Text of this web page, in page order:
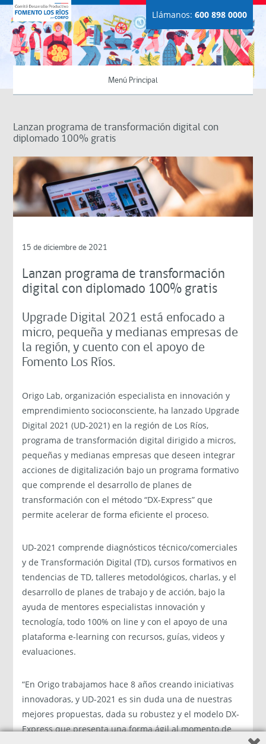
Llámanos: 600 898 0000
Menú Principal
Lanzan programa de transformación digital con
diplomado 100% gratis
15 de diciembre de 2021
Lanzan programa de transformación
digital con diplomado 100% gratis
Upgrade Digital 2021 está enfocado a
micro, pequeña y medianas empresas de
la región, y cuento con el apoyo de
Fomento Los Ríos.
Origo Lab, organización especialista en innovación y
emprendimiento socioconsciente, ha lanzado Upgrade
Digital 2021 (UD-2021) en la región de Los Ríos,
programa de transformación digital dirigido a micros,
pequeñas y medianas empresas que deseen integrar
acciones de digitalización bajo un programa formativo
que comprende el desarrollo de planes de
transformación con el método “DX-Express” que
permite acelerar de forma eficiente el proceso.
UD-2021 comprende diagnósticos técnico/comerciales
y de Transformación Digital (TD), cursos formativos en
tendencias de TD, talleres metodológicos, charlas, y el
desarrollo de planes de trabajo y de acción, bajo la
ayuda de mentores especialistas innovación y
tecnología, todo 100% on line y con el apoyo de una
plataforma e-learning con recursos, guías, videos y
evaluaciones.
“En Origo trabajamos hace 8 años creando iniciativas
innovadoras, y UD-2021 es sin duda una de nuestras
mejores propuestas, dada su robustez y el modelo DX-
Express que presenta una forma ágil al momento de